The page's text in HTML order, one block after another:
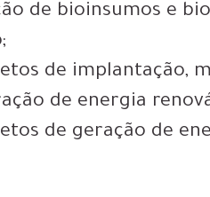
de bioinsumos e
de implantação,
de energia
de geração de